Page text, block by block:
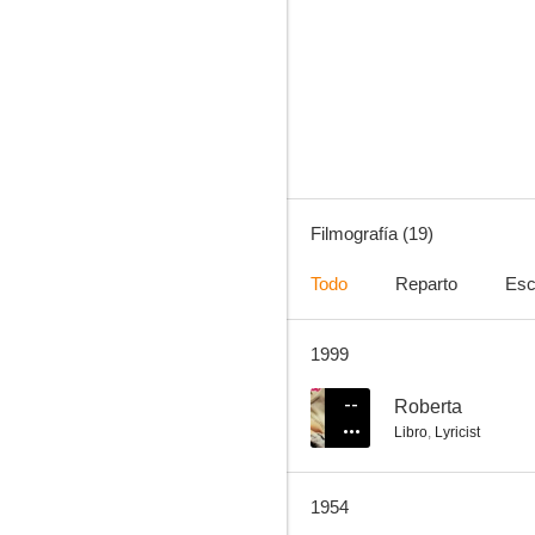
Filmografía (19)
Todo Reparto
1999
-- Roberta
Libro, Lyricist
1954